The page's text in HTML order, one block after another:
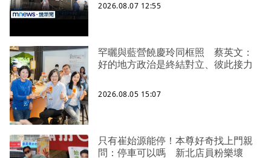
2026.08.07 12:55
罕曬與藍營饒慶玲同框照 蔡英文：
好的地方政治是終結對立、彼此接力
2026.08.05 15:07
只有崔始源能停！本尊好奇找上門親
問：停車可以嗎 新北店員粉樂壞